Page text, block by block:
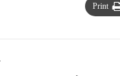
Print